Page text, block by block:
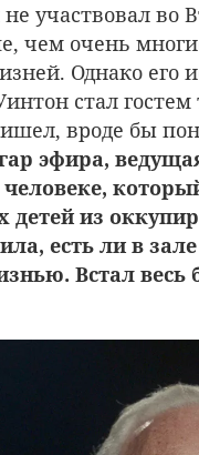
участвовал во
чем очень
Однако его
стал
вроде бы
эфира,
человеке,
детей из
есть ли в
Встал весь